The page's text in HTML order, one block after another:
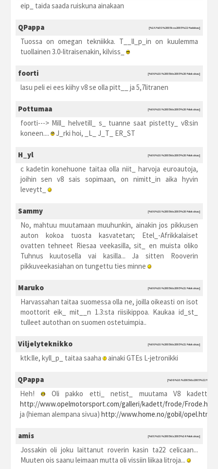
eip_ taida saada ruiskuna ainakaan
QPappa [%14.%08.%2005 ksu2005 %22:%elokuu]
Tuossa on omegan tekniikka. T__ll_p_in on kuulemma
tuollainen 3.0-litraisenakin, kilviss_
foorti [%06.%10.%2005 kto2005 %20:%lokakuu]
lasu peli ei ees kiihy v8 se olla pitt__ ja 5,7litranen
Pottumaa [%06.%10.%2005 kto2005 %20:%lokakuu]
foorti---> Mill_ helvetill_ s_ tuanne saat pistetty_ v8:sin
koneen....
J_rki hoi, _L_ J_T_ ER_ST
H_yl [%06.%10.%2005 kto2005 %20:%lokakuu]
c kadetin konehuone taitaa olla niit_ harvoja euroautoja,
joihin sen v8 sais sopimaan, on nimitt_in aika hyvin
leveytt_
Sammy [%06.%10.%2005 kto2005 %20:%lokakuu]
No, mahtuu muutamaan muuhunkin, ainakin jos pikkusen
auton kokoa tuosta kasvatetan; Etel_-Afrikkalaiset
ovatten tehneet Riesaa veekasilla, sit_ en muista oliko
Tuhnus kuutosella vai kasilla... Ja sitten Rooverin
pikkuveekasiahan on tungettu ties minne
Maruko [%06.%10.%2005 kto2005 %21:%lokakuu]
Harvassahan taitaa suomessa olla ne, joilla oikeasti on isot
moottorit eik_ mit__n 1.3:sta riisikippoa. Kaukaa id_st_
tulleet autothan on suomen ostetuimpia..
Viljelyteknikko [%06.%10.%2005 kto2005 %21:%lokakuu]
ktk:lle, kyll_p_ taitaa saaha ainaki GTEs L-jetronikki
QPappa [%06.%10.%2005 kto2005
Heh!
Oli pakko etti_ netist_ muutama V8 kadett
http://www.opelmotorsport.com/galleri/kadett/frode/Frode.html
ja (hieman alempana sivua)http://www.home.no/gobil/opel.htm
amis [%08.%10.%2005 kla2005 %14:%lokakuu]
Jossakin oli joku laittanut roverin kasin ta22 celicaan...
Muuten ois saanu leimaan mutta oli vissiin liikaa litroja...